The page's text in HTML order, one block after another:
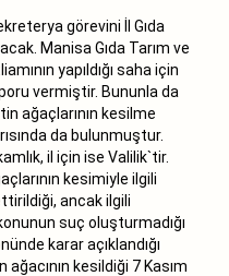
görevini İl Gıda
Manisa Gıda Tarım ve
yapıldığı saha için
vermiştir. Bununla da
ağaçlarının kesilme
da bulunmuştur.
il için ise Valilik`tir.
kesimiyle ilgili
ancak ilgili
suç oluşturmadığı
karar açıklandığı
kesildiği 7 Kasım